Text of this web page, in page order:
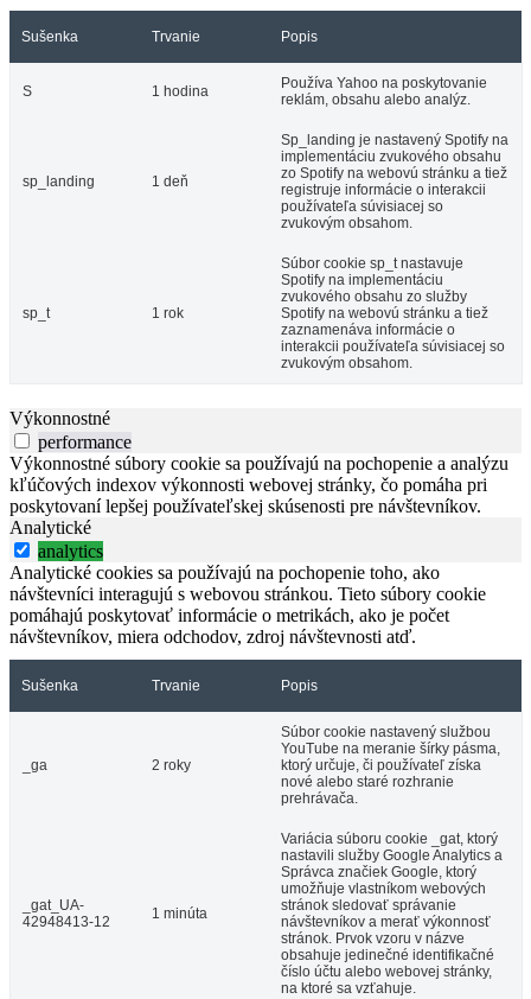
Sušenka Trvanie Popis
S 1 hodina
Používa Yahoo na poskytovanie
reklám, obsahu alebo analýz.
sp_landing 1 deň
Sp_landing je nastavený Spotify na
implementáciu zvukového obsahu
zo Spotify na webovú stránku a tiež
registruje informácie o interakcii
používateľa súvisiacej so
zvukovým obsahom.
sp_t 1 rok
Súbor cookie sp_t nastavuje
Spotify na implementáciu
zvukového obsahu zo služby
Spotify na webovú stránku a tiež
zaznamenáva informácie o
interakcii používateľa súvisiacej so
zvukovým obsahom.
Výkonnostné
performance
Výkonnostné súbory cookie sa používajú na pochopenie a analýzu
kľúčových indexov výkonnosti webovej stránky, čo pomáha pri
poskytovaní lepšej používateľskej skúsenosti pre návštevníkov.
Analytické
analytics
Analytické cookies sa používajú na pochopenie toho, ako
návštevníci interagujú s webovou stránkou. Tieto súbory cookie
pomáhajú poskytovať informácie o metrikách, ako je počet
návštevníkov, miera odchodov, zdroj návštevnosti atď.
Sušenka Trvanie Popis
_ga 2 roky
Súbor cookie nastavený službou
YouTube na meranie šírky pásma,
ktorý určuje, či používateľ získa
nové alebo staré rozhranie
prehrávača.
_gat_UA-
42948413-12
1 minúta
Variácia súboru cookie _gat, ktorý
nastavili služby Google Analytics a
Správca značiek Google, ktorý
umožňuje vlastníkom webových
stránok sledovať správanie
návštevníkov a merať výkonnosť
stránok. Prvok vzoru v názve
obsahuje jedinečné identifikačné
číslo účtu alebo webovej stránky,
na ktoré sa vzťahuje.